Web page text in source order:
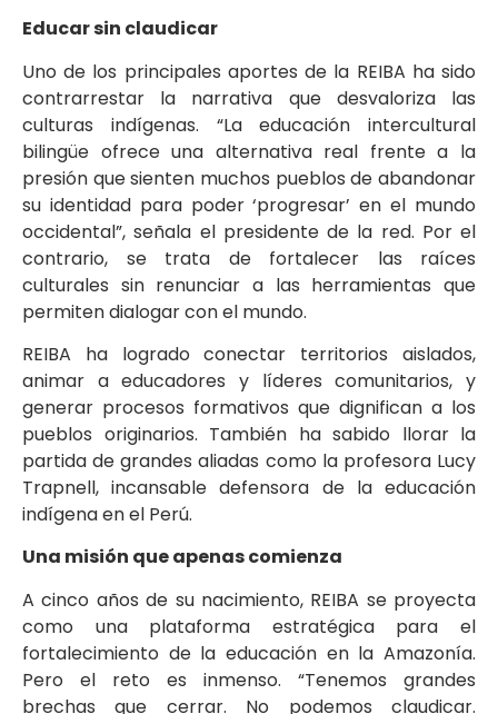
Educar sin claudicar
Uno de los principales aportes de la REIBA ha sido
contrarrestar la narrativa que desvaloriza las
culturas indígenas. “La educación intercultural
bilingüe ofrece una alternativa real frente a la
presión que sienten muchos pueblos de abandonar
su identidad para poder ‘progresar’ en el mundo
occidental”, señala el presidente de la red. Por el
contrario, se trata de fortalecer las raíces
culturales sin renunciar a las herramientas que
permiten dialogar con el mundo.
REIBA ha logrado conectar territorios aislados,
animar a educadores y líderes comunitarios, y
generar procesos formativos que dignifican a los
pueblos originarios. También ha sabido llorar la
partida de grandes aliadas como la profesora Lucy
Trapnell, incansable defensora de la educación
indígena en el Perú.
Una misión que apenas comienza
A cinco años de su nacimiento, REIBA se proyecta
como una plataforma estratégica para el
fortalecimiento de la educación en la Amazonía.
Pero el reto es inmenso. “Tenemos grandes
brechas que cerrar. No podemos claudicar.